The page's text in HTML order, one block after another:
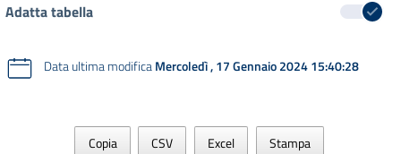
Adatta tabella
Data ultima modificaMercoledì , 17 Gennaio 2024 15:40:28
Copia CSV Excel Stampa